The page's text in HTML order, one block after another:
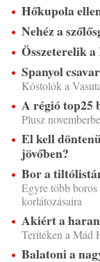
Hőkupola
Nehéz a
Összeterelik
Spanyol csavar
Kóstolók a
A régió top25
Plusz
El kell
jövőben?
Bor a
Egyre több
korlátozásaira
Akiért a
Terítéken a Mád
Balatoni a